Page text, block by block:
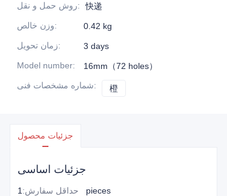
روش حمل و نقل:
快递
وزن خالص:
0.42 kg
زمان تحویل:
3 days
Model number:
16mm（72 holes）
شماره مشخصات فنی: 橙
جزئیات محصول
جزئیات اساسی
حداقل سفارش: 1 pieces